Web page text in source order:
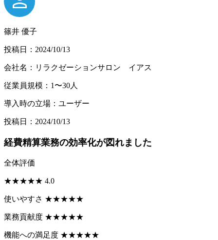
篠井 優子
投稿日：2024/10/13
会社名：リラクゼーションサロン イアス
従業員規模：1〜30人
導入時の立場：ユーザー
投稿日：2024/10/13
経費精算業務の効率化が図れました
全体評価
★★★★★ 4.0
使いやすさ ★★★★★
業務貢献度 ★★★★★
機能への満足度 ★★★★★